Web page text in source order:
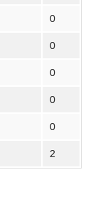
0
0
0
0
0
2